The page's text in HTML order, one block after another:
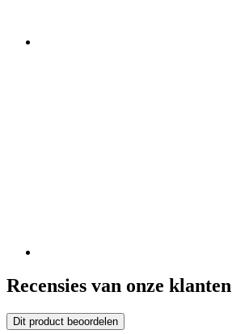
Recensies van onze klanten
Dit product beoordelen